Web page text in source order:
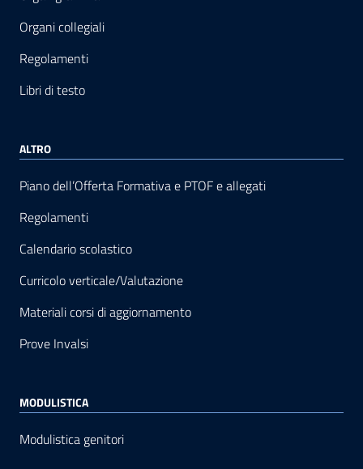
Organi collegiali
Regolamenti
Libri di testo
ALTRO
Piano dell’Offerta Formativa e PTOF e allegati
Regolamenti
Calendario scolastico
Curricolo verticale/Valutazione
Materiali corsi di aggiornamento
Prove Invalsi
MODULISTICA
Modulistica genitori